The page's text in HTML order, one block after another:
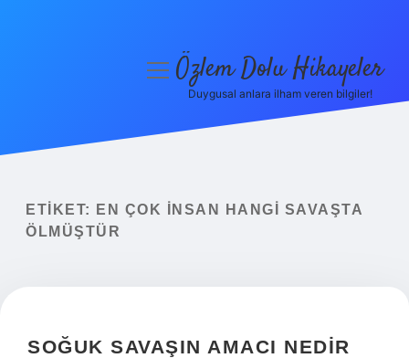
Yasal Uyarı
menüyüÖzlem Dolu Hikayeler
Duygusal anlara ilham veren bilgiler!
ETIKET:
EN ÇOK INSAN HANGI SAVAŞTA
ÖLMÜŞTÜR
SOĞUK SAVAŞIN AMACI NEDIR